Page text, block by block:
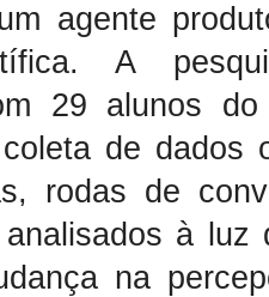
agente
A
29 alunos
de dados
rodas de
à luz
na